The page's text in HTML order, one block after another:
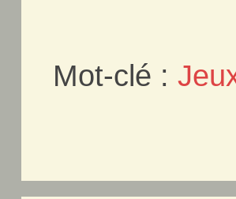
Mot-clé :